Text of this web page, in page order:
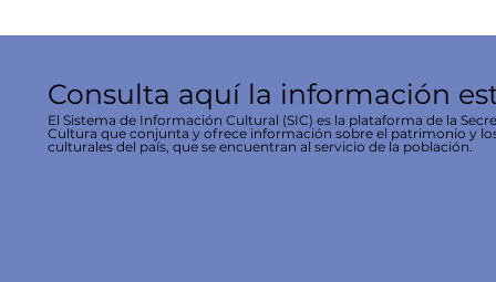
Consulta aquí la información
El Sistema de Información Cultural (SIC) es la plataforma de la
Cultura que conjunta y ofrece información sobre el patrimonio y
culturales del país, que se encuentran al servicio de la población.